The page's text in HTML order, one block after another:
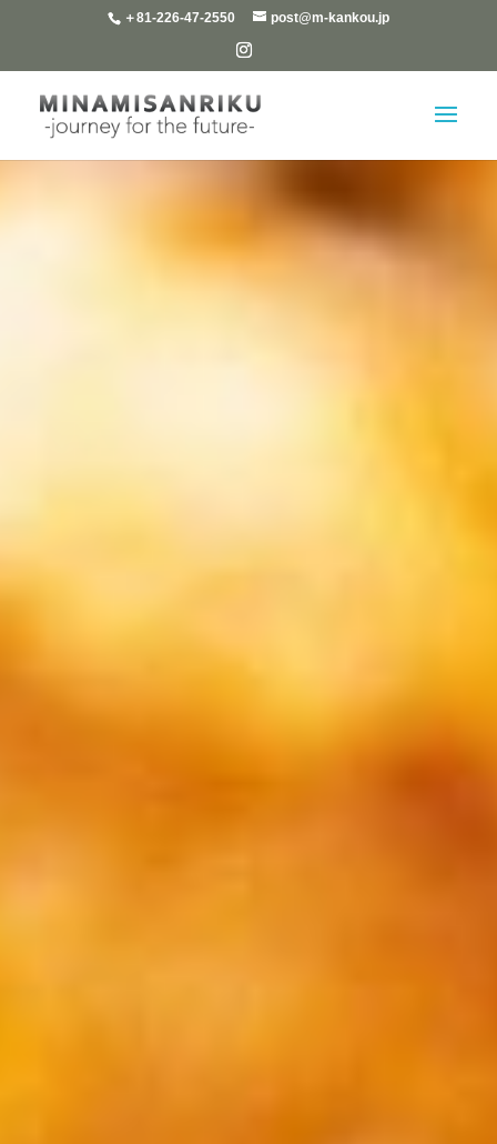
＋81-226-47-2550 post@m-kankou.jp